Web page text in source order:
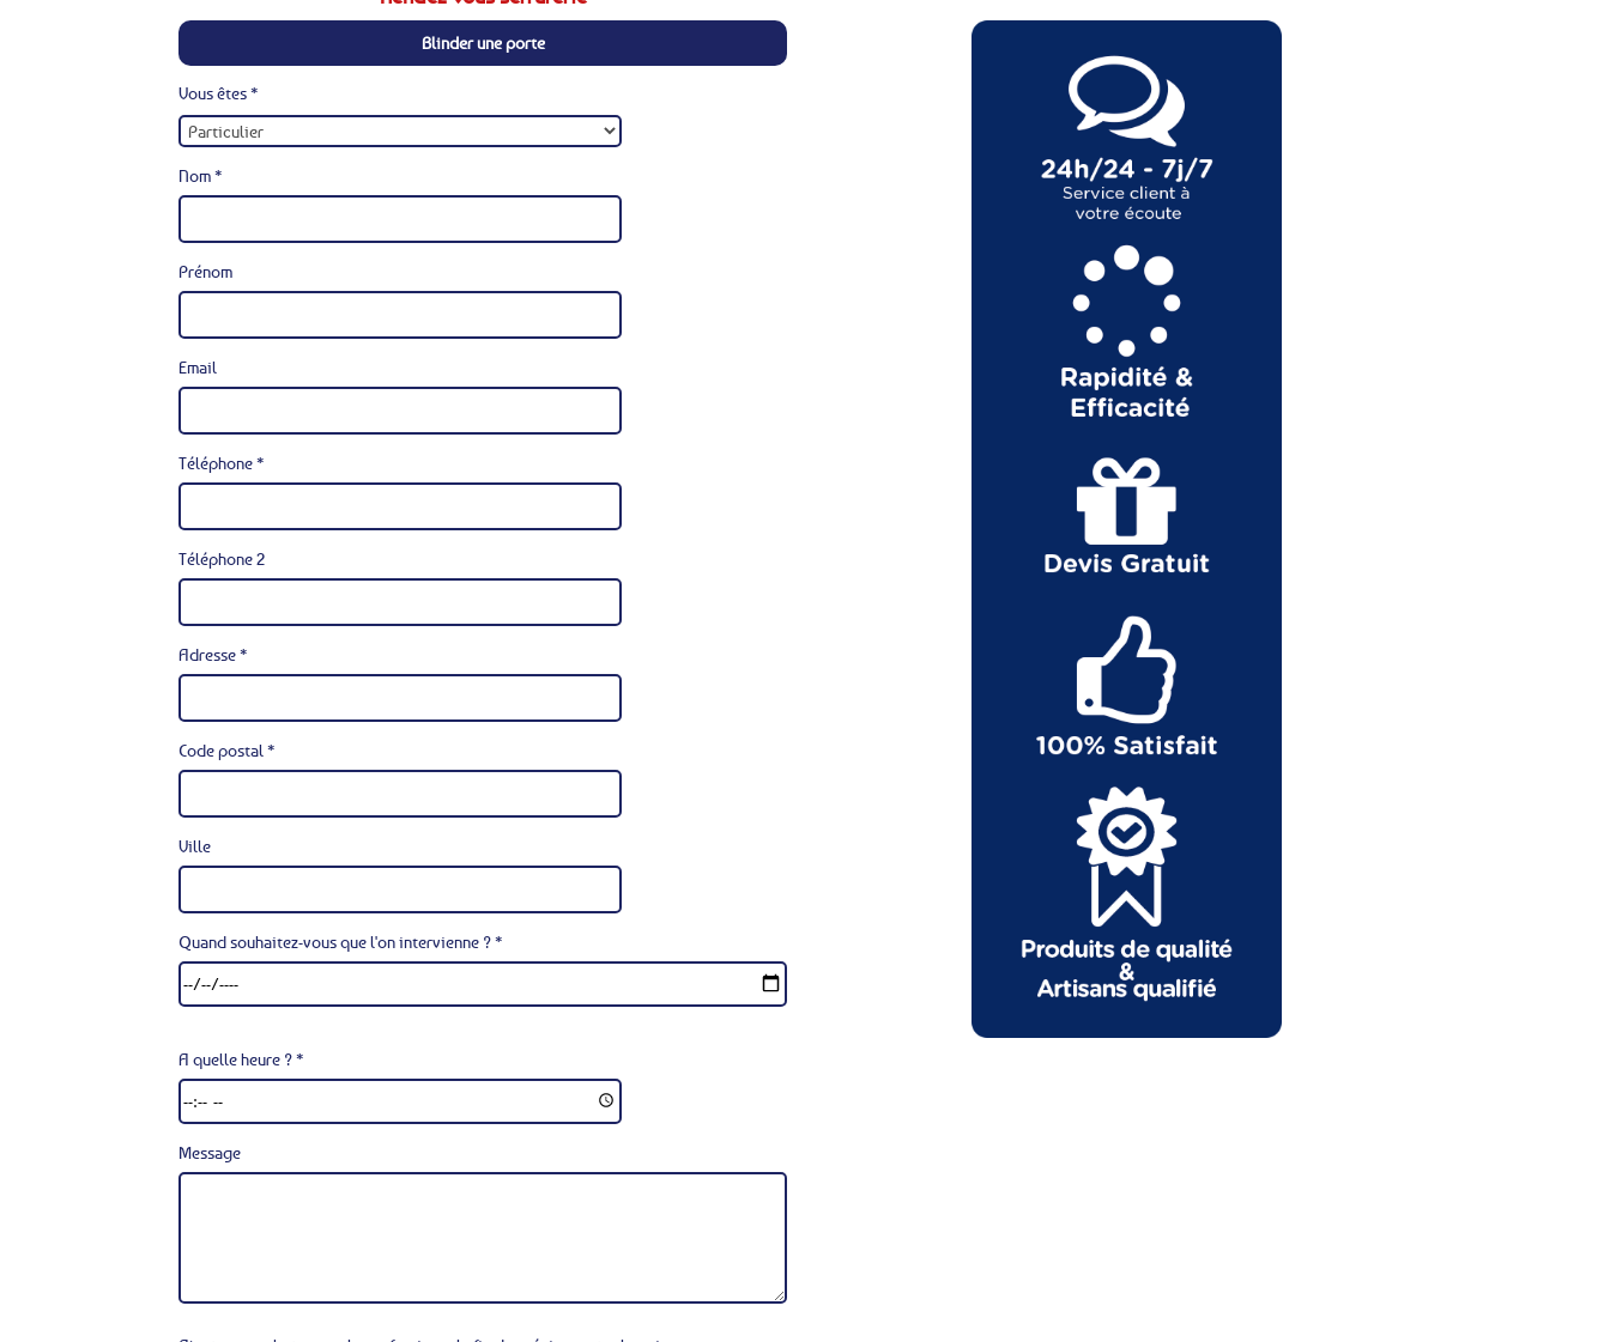
Blinder une porte
Vous êtes *
Nom *
Prénom
Email
Téléphone *
Téléphone 2
Adresse *
Code postal *
Ville
Quand souhaitez-vous que l'on intervienne ? *
A quelle heure ? *
Message